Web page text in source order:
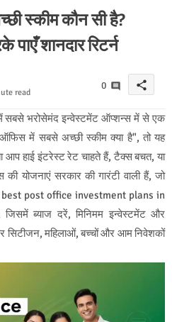
स्कीम कौन सी है?
शानदार रिटर्न
read
0 share
सबसे भरोसेमंद इन्वेस्टमेंट ऑप्शन्स में से एक
में सबसे अच्छी स्कीम क्या है", तो यह
आप हाई इंटरेस्ट रेट चाहते हैं, टैक्स बचत, या
योजनाएं सरकार की गारंटी वाली हैं, जो
best post office investment plans in
ब्याज दरें, मिनिमम इन्वेस्टमेंट और
सिटीजन, महिलाओं, बच्चों और आम निवेशकों